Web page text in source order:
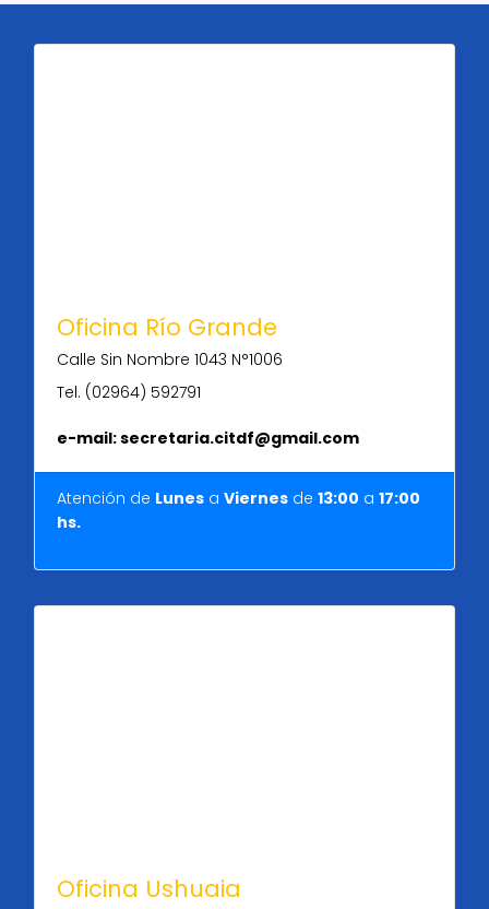
Oficina Río Grande
Calle Sin Nombre 1043 N°1006
Tel. (02964) 592791
e-mail: secretaria.citdf@gmail.com
Atención de Lunes a Viernes de 13:00 a 17:00
hs.
Oficina Ushuaia